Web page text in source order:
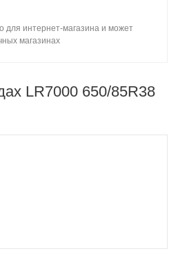
для интернет-магазина и может
магазинах
LR7000 650/85R38